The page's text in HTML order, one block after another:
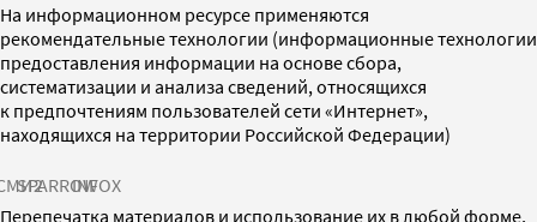
На информационном ресурсе применяются
рекомендательные технологии (информационные технологии
предоставления информации на основе сбора,
систематизации и анализа сведений, относящихся
к предпочтениям пользователей сети «Интернет»,
находящихся на территории Российской Федерации)
SPARROWINFOX
Перепечатка материалов и использование их в любой форме,